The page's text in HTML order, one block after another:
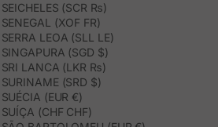
SEICHELES (SCR ₨)
SENEGAL (XOF FR)
SERRA LEOA (SLL LE)
SINGAPURA (SGD $)
SRI LANCA (LKR ₨)
SURINAME (SRD $)
SUÉCIA (EUR €)
SUÍÇA (CHF CHF)